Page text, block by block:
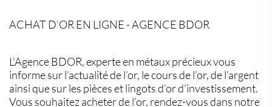
ACHAT D’OR EN LIGNE - AGENCE BDOR
L’Agence BDOR, experte en métaux précieux vous
informe sur l’actualité de l’or, le cours de l’or, de l’argent
ainsi que sur les pièces et lingots d’or d’investissement.
Vous souhaitez acheter de l’or, rendez-vous dans notre